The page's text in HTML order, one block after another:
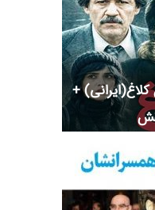
کلاغ(ایرانی) +